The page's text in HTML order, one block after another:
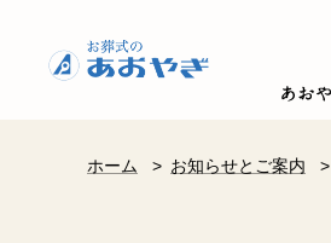
ホーム > お知らせとご案内 >